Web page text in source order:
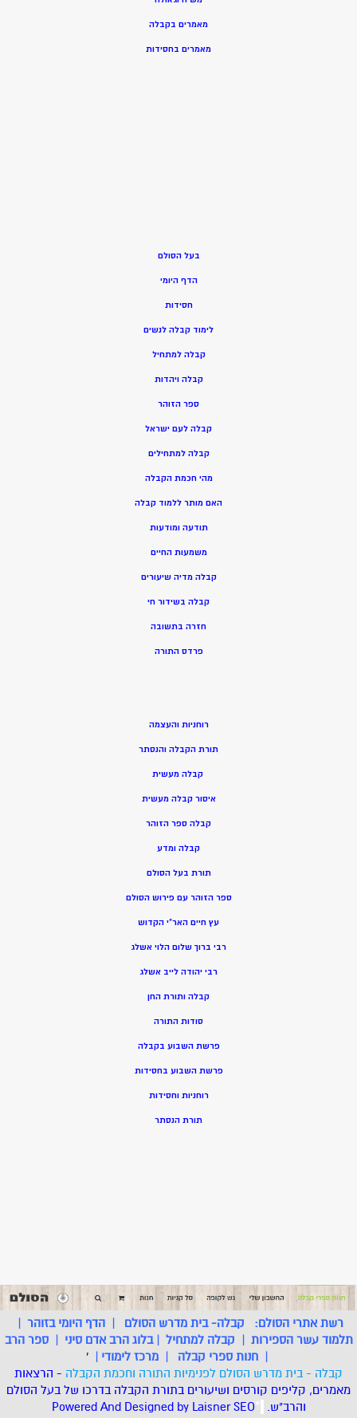
מאמרים בקבלה
מאמרים בחסידות
בעל הסולם
הדף היומי
חסידות
לימוד קבלה לנשים
קבלה למתחיל
קבלה ויהדות
ספר הזוהר
קבלה לעם ישראל
קבלה למתחילים
מהי חכמת הקבלה
האם מותר ללמוד קבלה
תודעה ומודעות
משמעות החיים
קבלה מדיה שיעורים
קבלה בשידור חי
חזרה בתשובה
פרדס התורה
רוחניות והעצמה
תורת הקבלה והנסתר
קבלה מעשית
איסור קבלה מעשית
קבלה ספר הזוהר
קבלה ומדע
תורת בעל הסולם
ספר הזוהר עם פירוש הסולם
עץ חיים האר”י הקדוש
רבי ברוך שלום הלוי אשלג
רבי יהודה לייב אשלג
קבלה ותורת החן
סודות התורה
פרשת השבוע בקבלה
פרשת השבוע בחסידות
רוחניות וחסידות
תורת הנסתר
רשת אתרי הסולם: קבלה- בית מדרש הסולם |הדף היומי בזוהר
תלמוד עשר הספירות
קבלה למתחיל |בלוג הרב אדם סיני |ספר הרב
חנות ספרי קבלה מרכז לימודי
'
קבלה - בית מדרש הסולם לפנימיות התורה וחכמת הקבלה - הרצאות
מאמרים, קליפים קורסים ושיעורים בתורת הקבלה בדרכו של בעל הסולם
והרב"ש. *
Powered And Designed by LaisnerSEO